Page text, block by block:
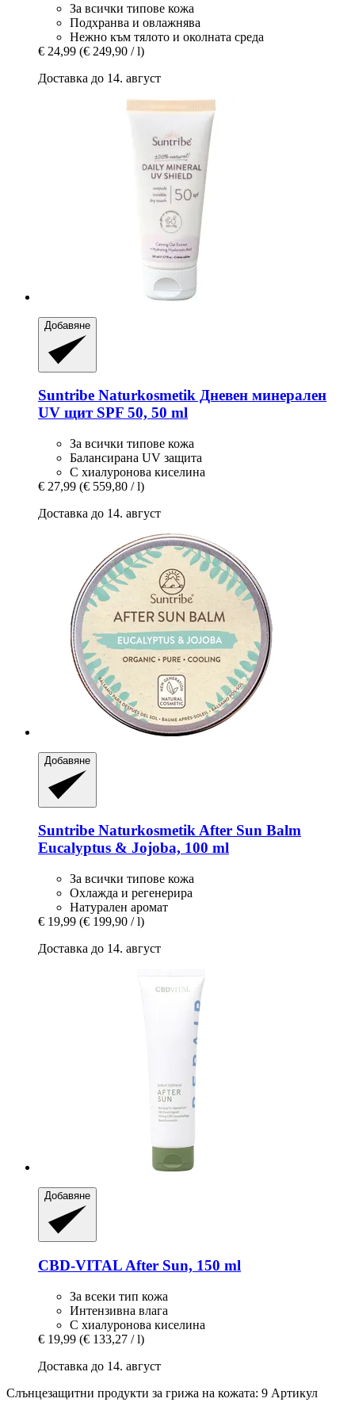
За всички типове кожа
Подхранва и овлажнява
Нежно към тялото и околната среда
€ 24,99 (€ 249,90 / l)
Доставка до 14. август
Добавяне
Suntribe Naturkosmetik Дневен минерален
UV щит SPF 50, 50 ml
За всички типове кожа
Балансирана UV защита
С хиалуронова киселина
€ 27,99 (€ 559,80 / l)
Доставка до 14. август
Добавяне
Suntribe NaturkosmetikAfter Sun Balm
Eucalyptus & Jojoba, 100 ml
За всички типове кожа
Охлажда и регенерира
Натурален аромат
€ 19,99 (€ 199,90 / l)
Доставка до 14. август
Добавяне
CBD-VITAL After Sun, 150 ml
За всеки тип кожа
Интензивна влага
С хиалуронова киселина
€ 19,99 (€ 133,27 / l)
Доставка до 14. август
Слънцезащитни продукти за грижа на кожата: 9 Артикул